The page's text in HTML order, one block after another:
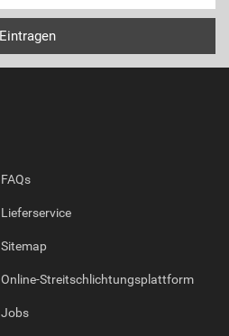
FAQs
Lieferservice
Sitemap
Online-Streitschlichtungsplattform
Jobs